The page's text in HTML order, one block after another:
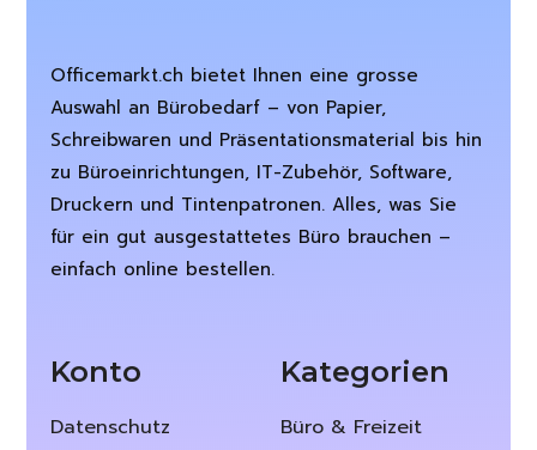
Officemarkt.ch bietet Ihnen eine grosse
Auswahl an Bürobedarf – von Papier,
Schreibwaren und Präsentationsmaterial bis hin
zu Büroeinrichtungen, IT-Zubehör, Software,
Druckern und Tintenpatronen. Alles, was Sie
für ein gut ausgestattetes Büro brauchen –
einfach online bestellen.
Konto
Datenschutz
Kategorien
Büro & Freizeit